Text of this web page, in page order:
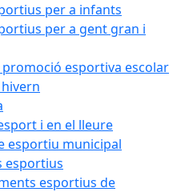
per a infants
per a gent gran i
esportiva escolar
i en el lleure
esportiu municipal
esportius
esportius de